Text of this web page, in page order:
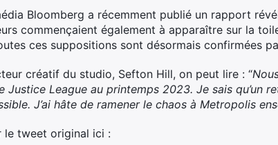
Bloomberg a récemment publié un rapport
commençaient également à apparaître sur la
ces suppositions sont désormais confirmées
créatif du studio, Sefton Hill, on peut lire : “
Justice League au printemps 2023. Je sais qu’un
J’ai hâte de ramener le chaos à Metropolis
le tweet original ici :